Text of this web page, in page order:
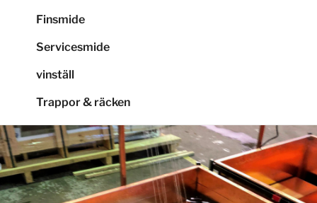
Finsmide
Servicesmide
vinställ
Trappor & räcken